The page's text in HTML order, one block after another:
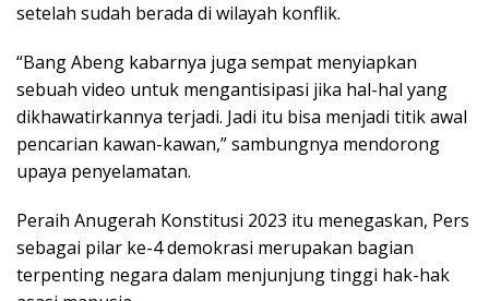
setelah sudah berada di wilayah konflik.
“Bang Abeng kabarnya juga sempat menyiapkan
sebuah video untuk mengantisipasi jika hal-hal yang
dikhawatirkannya terjadi. Jadi itu bisa menjadi titik awal
pencarian kawan-kawan,” sambungnya mendorong
upaya penyelamatan.
Peraih Anugerah Konstitusi 2023 itu menegaskan, Pers
sebagai pilar ke-4 demokrasi merupakan bagian
terpenting negara dalam menjunjung tinggi hak-hak